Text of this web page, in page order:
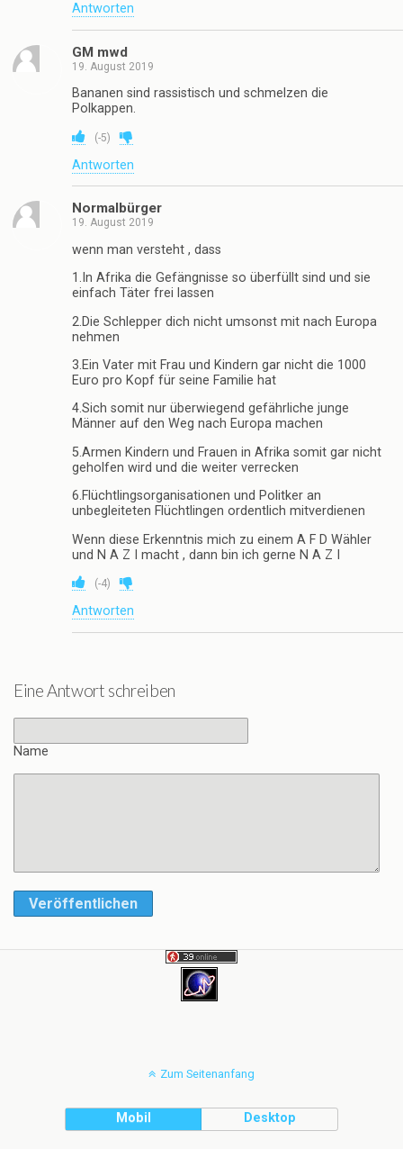
Antworten
GM mwd
19. August 2019
Bananen sind rassistisch und schmelzen die
Polkappen.
(-5)
Antworten
Normalbürger
19. August 2019
wenn man versteht , dass
1.In Afrika die Gefängnisse so überfüllt sind und sie
einfach Täter frei lassen
2.Die Schlepper dich nicht umsonst mit nach Europa
nehmen
3.Ein Vater mit Frau und Kindern gar nicht die 1000
Euro pro Kopf für seine Familie hat
4.Sich somit nur überwiegend gefährliche junge
Männer auf den Weg nach Europa machen
5.Armen Kindern und Frauen in Afrika somit gar nicht
geholfen wird und die weiter verrecken
6.Flüchtlingsorganisationen und Politker an
unbegleiteten Flüchtlingen ordentlich mitverdienen
Wenn diese Erkenntnis mich zu einem A F D Wähler
und N A Z I macht , dann bin ich gerne N A Z I
(-4)
Antworten
Eine Antwort schreiben
Name
Veröffentlichen
Zum Seitenanfang
Mobil Desktop